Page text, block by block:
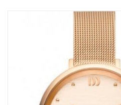
Trouwringen
Merken
Cadeaukaarten